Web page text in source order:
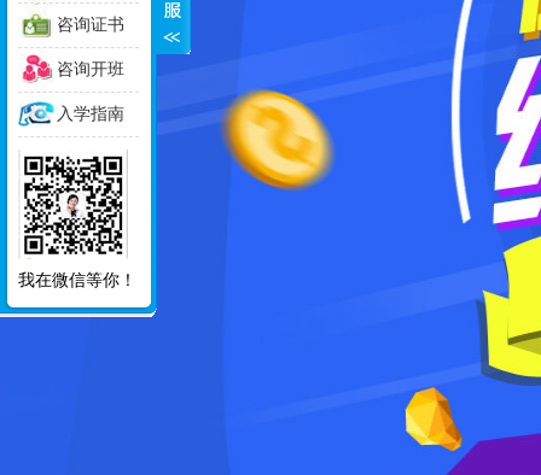
咨询证书
咨询开班
入学指南
我在微信等你！